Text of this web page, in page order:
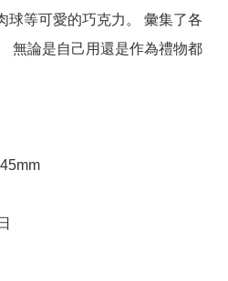
球等可愛的巧克力。 彙集了各
無論是自己用還是作為禮物都